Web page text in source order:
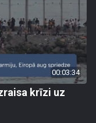
00:03:34
krīzi uz